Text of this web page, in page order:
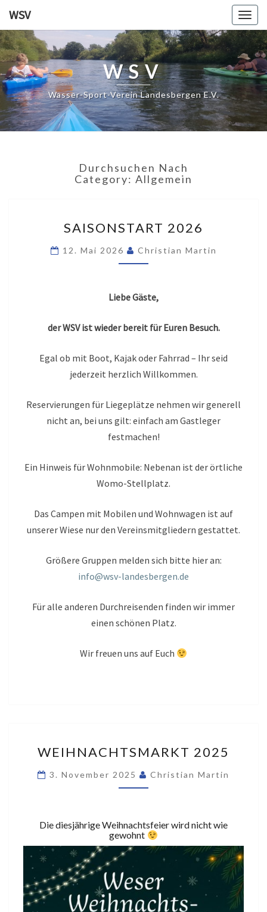
WSV
WSV
Wasser-Sport-Verein Landesbergen E.V.
Durchsuchen Nach
Category: Allgemein
2026
SAISONSTART 2026
12. Mai 2026 Christian Martin
Liebe Gäste,
der WSV ist wieder bereit für Euren Besuch.
Egal ob mit Boot, Kajak oder Fahrrad – Ihr seid
jederzeit herzlich Willkommen.
Reservierungen für Liegeplätze nehmen wir generell
nicht an, bei uns gilt: einfach am Gastleger
festmachen!
Ein Hinweis für Wohnmobile: Nebenan ist der örtliche
Womo-Stellplatz.
Das Campen mit Mobilen und Wohnwagen ist auf
unserer Wiese nur den Vereinsmitgliedern gestattet.
Größere Gruppen melden sich bitte hier an:
info@wsv-landesbergen.de
Für alle anderen Durchreisenden finden wir immer
einen schönen Platz.
Wir freuen uns auf Euch
2025
WEIHNACHTSMARKT 2025
3. November 2025 Christian Martin
Die diesjährige Weihnachtsfeier wird nicht wie
gewohnt